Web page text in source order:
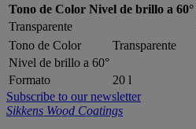
Tono de Color Nivel de brillo a 60°
Transparente
Tono de Color
Transparente
Nivel de brillo a 60°
Formato
20 l
Subscribe to our newsletter
Sikkens Wood Coatings